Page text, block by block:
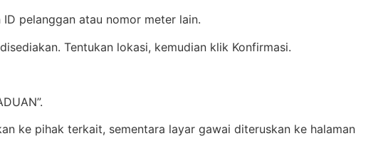
pelanggan atau nomor meter lain.
Tentukan lokasi, kemudian klik Konfirmasi.
ke pihak terkait, sementara layar gawai diteruskan ke halaman